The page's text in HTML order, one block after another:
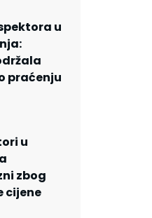
u
praćenju
u
zbog
cijene